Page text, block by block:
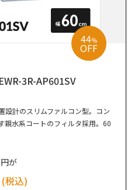
44%
OFF
3R-AP601SV
設計のスリムファルコン型。コン
親水系コートのフィルタ採用。60
が
(税込)